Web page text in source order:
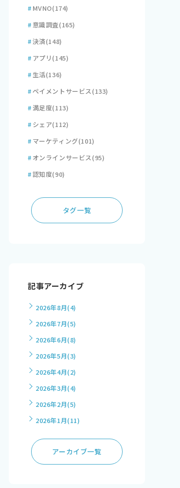
# MVNO(174)
# 意識調査(165)
#決済(148)
# アプリ(145)
# 生活(136)
#ペイメントサービス(133)
#満足度(113)
# シェア(112)
# マーケティング(101)
# オンラインサービス(95)
#認知度(90)
タグ一覧
記事アーカイブ
2026年8月(4)
2026年7月(5)
2026年6月(8)
2026年5月(3)
2026年4月(2)
2026年3月(4)
2026年2月(5)
2026年1月(11)
アーカイブ一覧